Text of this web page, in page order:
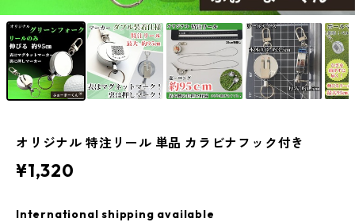
オリジナル 特注リール 単品 カラビナフック付き
¥1,320
International shipping available